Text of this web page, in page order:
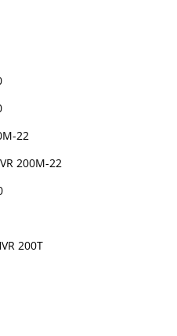
22
200M-22
200T